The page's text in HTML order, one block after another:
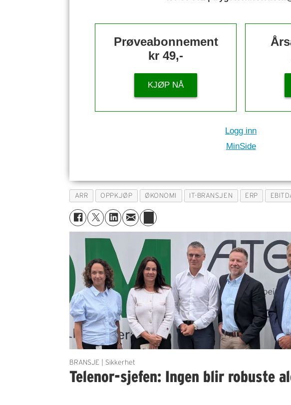
Prøveabonnement
kr 49,-
KJØP NÅ
Logg inn
MinSide
ARR OPPKJØP ØKONOMI IT-BRANSJEN ERP
BRANSJE | Sikkerhet
Telenor-sjefen: Ingen blir robuste